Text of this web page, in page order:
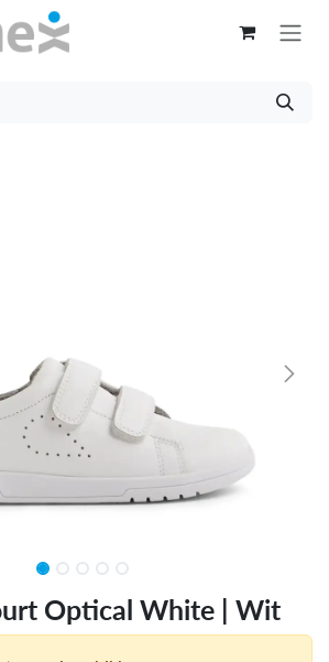
Optical White | Wit